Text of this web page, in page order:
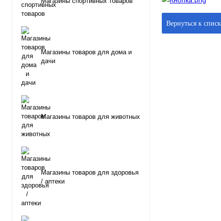
Магазины товаров для дома и
дачи
Магазины товаров для животных
Магазины товаров для здоровья
/ аптеки
Вернуться к